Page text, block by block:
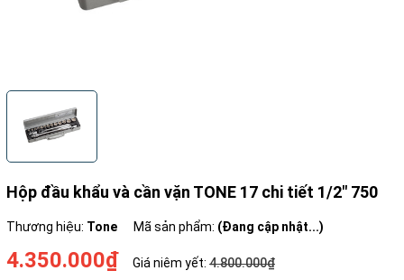
Hộp đầu khẩu và cần vặn TONE 17 chi tiết 1/2" 750
Thương hiệu: Tone Mã sản phẩm: (Đang cập nhật...)
4.350.000₫ Giá niêm yết: 4.800.000₫